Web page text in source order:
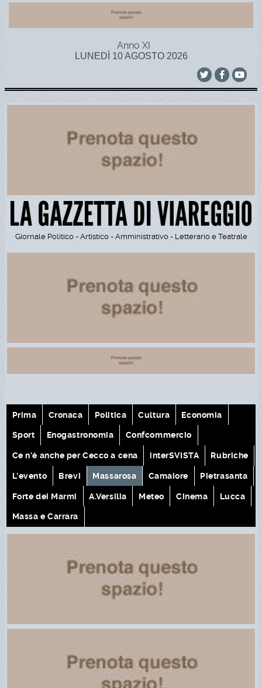
Anno XI
LUNEDÌ 10 AGOSTO 2026
Giornale Politico - Artistico - Amministrativo - Letterario e Teatrale
Prima Cronaca Politica Cultura Economia
Sport Enogastronomia Confcommercio
Ce n'è anche per Cecco a cena interSVISTA Rubriche
L'evento Brevi Massarosa Camaiore Pietrasanta
Forte dei Marmi A.Versilia Meteo Cinema Lucca
Massa e Carrara